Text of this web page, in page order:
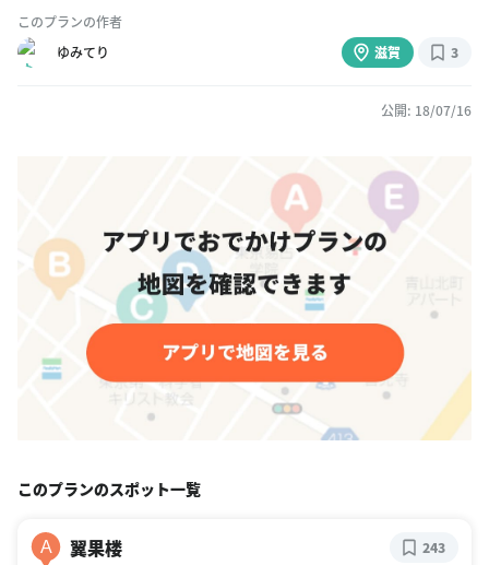
このプランの作者
ゆみてり
滋賀 3
公開: 18/07/16
このプランのスポット一覧
A 翼果楼 243